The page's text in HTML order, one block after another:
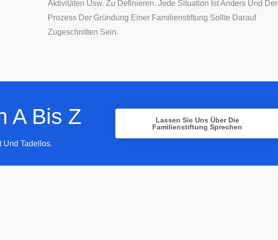
Aktivitäten Usw. Zu Definieren. Jede Situation Ist Anders Und Der
Prozess Der Gründung Einer Familienstiftung Sollte Darauf
Zugeschnitten Sein.
A Bis Z
Und Tadellos.
Lassen Sie Uns Über Die
Familienstiftung Sprechen